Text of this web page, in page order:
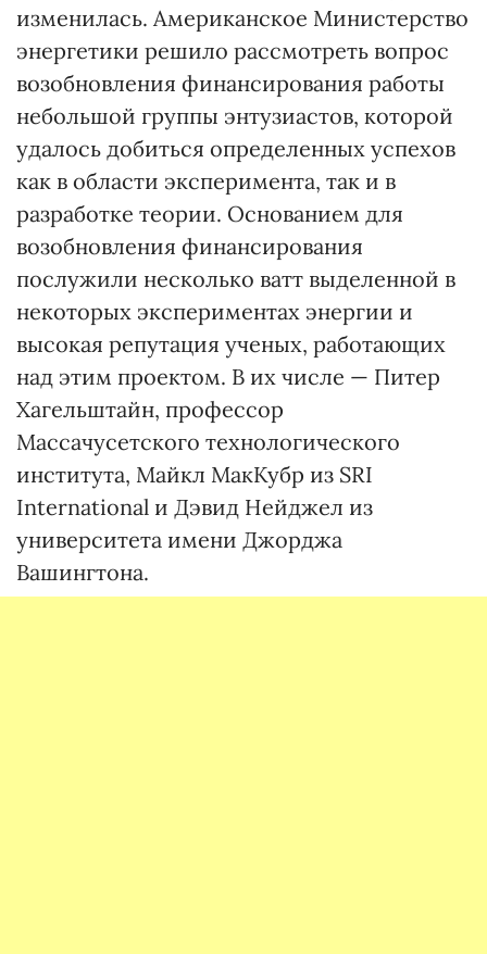
изменилась. Американское Министерство
энергетики решило рассмотреть вопрос
возобновления финансирования работы
небольшой группы энтузиастов, которой
удалось добиться определенных успехов
как в области эксперимента, так и в
разработке теории. Основанием для
возобновления финансирования
послужили несколько ватт выделенной в
некоторых экспериментах энергии и
высокая репутация ученых, работающих
над этим проектом. В их числе — Питер
Хагельштайн, профессор
Массачусетского технологического
института, Майкл МакКубр из SRI
International и Дэвид Нейджел из
университета имени Джорджа
Вашингтона.